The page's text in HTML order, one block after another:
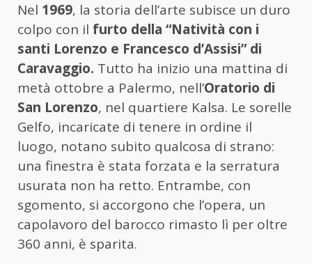
Nel 1969, la storia dell’arte subisce un duro
colpo con il furto della “Natività con i
santi Lorenzo e Francesco d’Assisi” di
Caravaggio. Tutto ha inizio una mattina di
metà ottobre a Palermo, nell’Oratorio di
San Lorenzo, nel quartiere Kalsa. Le sorelle
Gelfo, incaricate di tenere in ordine il
luogo, notano subito qualcosa di strano:
una finestra è stata forzata e la serratura
usurata non ha retto. Entrambe, con
sgomento, si accorgono che l’opera, un
capolavoro del barocco rimasto lì per oltre
360 anni, è sparita.